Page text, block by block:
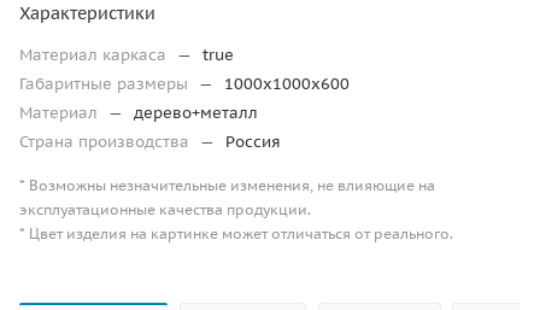
Характеристики
Материал каркаса —
true
Габаритные размеры
—
1000х1000х600
Материал
—
дерево+металл
Страна производства
— Россия
* Возможны незначительные изменения, не влияющие на
эксплуатационные качества продукции.
* Цвет изделия на картинке может отличаться от реального.